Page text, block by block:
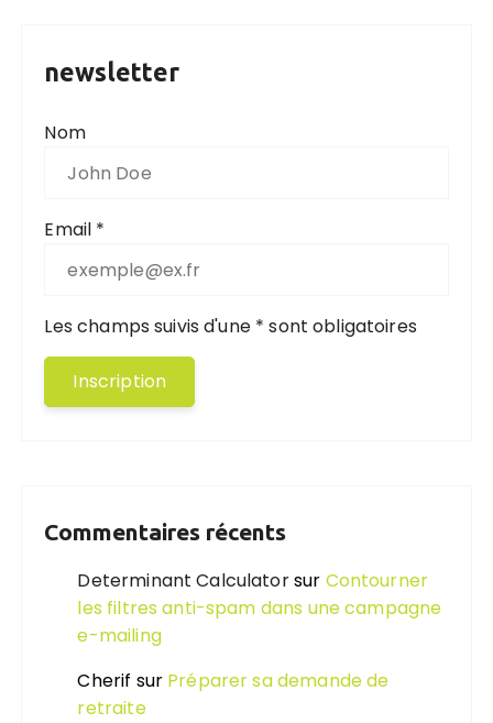
newsletter
Nom
Email *
Les champs suivis d'une * sont obligatoires
Commentaires récents
Determinant Calculatorsur Contourner
les filtres anti-spam dans une campagne
e-mailing
Cherif sur Préparer sa demande de
retraite